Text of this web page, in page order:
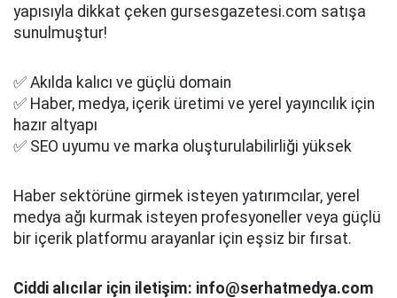
yapısıyla dikkat çeken gursesgazetesi.com satışa
sunulmuştur!
✅ Akılda kalıcı ve güçlü domain
✅ Haber, medya, içerik üretimi ve yerel yayıncılık için
hazır altyapı
✅ SEO uyumu ve marka oluşturulabilirliği yüksek
Haber sektörüne girmek isteyen yatırımcılar, yerel
medya ağı kurmak isteyen profesyoneller veya güçlü
bir içerik platformu arayanlar için eşsiz bir fırsat.
Ciddi alıcılar için iletişim: info@serhatmedya.com